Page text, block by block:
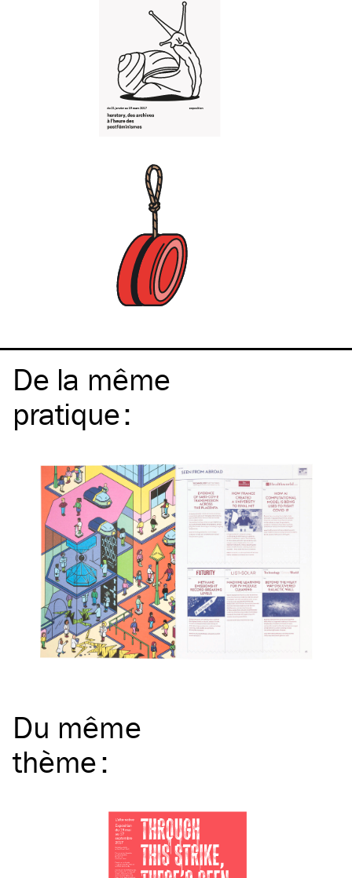
De la même
pratique:
Du même
thème: